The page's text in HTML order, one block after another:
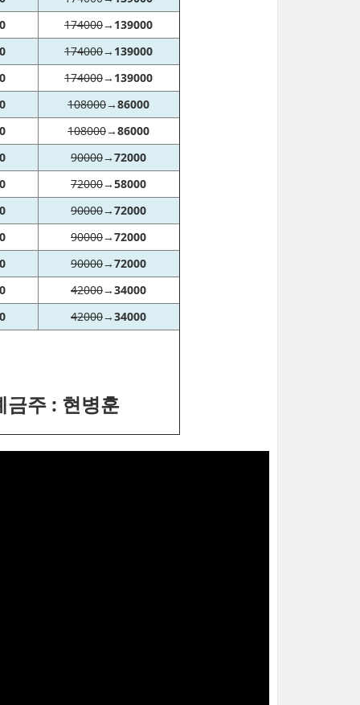
174000→ 139000
174000→ 139000
174000→ 139000
108000→86000
108000→86000
90000→72000
72000→58000
90000→72000
90000→72000
90000→72000
42000→34000
42000→34000
주 : 현병훈